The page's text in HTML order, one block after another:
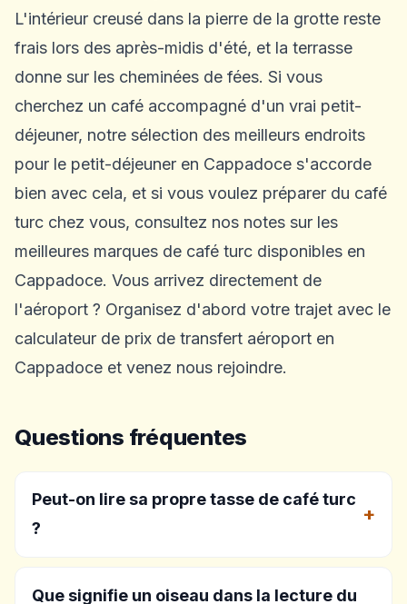
L'intérieur creusé dans la pierre de la grotte reste
frais lors des après-midis d'été, et la terrasse
donne sur les cheminées de fées. Si vous
cherchez un café accompagné d'un vrai petit-
déjeuner, notre sélection des meilleurs endroits
pour le petit-déjeuner en Cappadoce s'accorde
bien avec cela, et si vous voulez préparer du café
turc chez vous, consultez nos notes sur les
meilleures marques de café turc disponibles en
Cappadoce. Vous arrivez directement de
l'aéroport ? Organisez d'abord votre trajet avec le
calculateur de prix de transfert aéroport en
Cappadoce et venez nous rejoindre.
Questions fréquentes
Peut-on lire sa propre tasse de café turc
?
Que signifie un oiseau dans la lecture du